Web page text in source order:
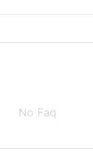
No Faq